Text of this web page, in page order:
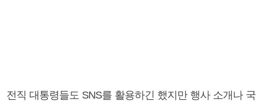
전직 대통령들도 SNS를 활용하긴 했지만 행사 소개나 국